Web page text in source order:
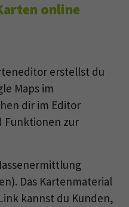
online
erstellst du
Maps im
dir im Editor
Funktionen zur
Das Kartenmaterial
kannst du Kunden,